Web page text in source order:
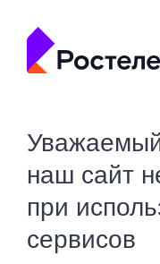
наш сайт
при
сервисов